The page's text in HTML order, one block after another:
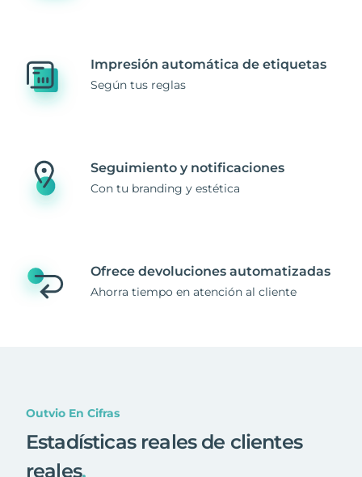
Impresión automática de etiquetas
Según tus reglas
Seguimiento y notificaciones
Con tu branding y estética
Ofrece devoluciones automatizadas
Ahorra tiempo en atención al cliente
Outvio En Cifras
Estadísticas reales de clientes
reales.